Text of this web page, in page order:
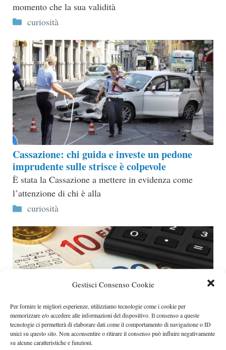
Gestisci Consenso Cookie
Per fornire le migliori esperienze, utilizziamo tecnologie come i cookie per
memorizzare e/o accedere alle informazioni del dispositivo. Il consenso a queste
tecnologie ci permetterà di elaborare dati come il comportamento di navigazione o ID
unici su questo sito. Non acconsentire o ritirare il consenso può influire negativamente
su alcune caratteristiche e funzioni.
momento che la sua validità
Categorie
curiosità
Cassazione: chi guida e investe un pedone
imprudente sulle strisce è colpevole
È stata la Cassazione a mettere in evidenza come
l’attenzione di chi è alla
Categorie
curiosità
Aumenti per l’auto: l’Iva sale? Ecco i rincari
previsti